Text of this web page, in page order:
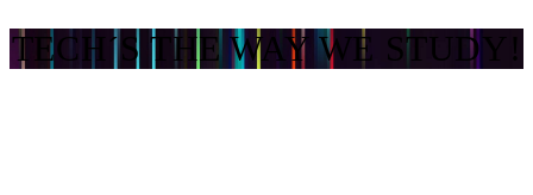
TECH´S THE WAY WE STUDY!